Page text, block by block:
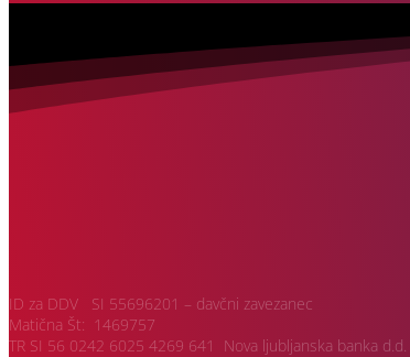
ID za DDV SI 55696201 – davčni zavezanec
Matična Št: 1469757
TR SI 56 0242 6025 4269 641 Nova ljubljanska banka d.d.